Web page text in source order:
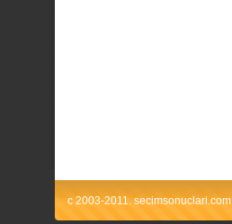
c 2003-2011. secimsonuclari.com